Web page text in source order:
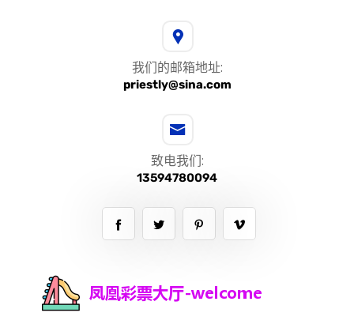
我们的邮箱地址:
priestly@sina.com
致电我们:
13594780094